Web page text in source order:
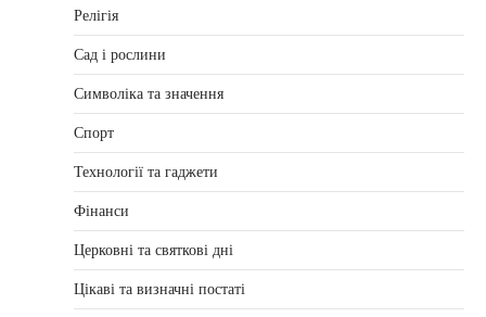
Релігія
Сад і рослини
Символіка та значення
Спорт
Технології та гаджети
Фінанси
Церковні та святкові дні
Цікаві та визначні постаті